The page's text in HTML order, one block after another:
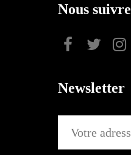
Nous suivre
Newsletter